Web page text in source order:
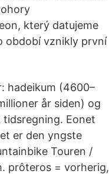
který datujeme
období vznikly první
hadeikum (4600–
år siden) og
Eonet
er den yngste
Touren /
prôteros = vorherig,